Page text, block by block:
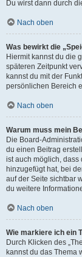
Du wirst dann durch
Nach oben
Was bewirkt die
Hiermit kannst du die
späteren Zeitpunkt
kannst du mit der
persönlichen Bereich
Nach oben
Warum muss mein
Die Board-
du einen Beitrag
ist auch möglich, dass
hinzugefügt hat, bei
auf der Seite sichtbar
du weitere
Nach oben
Wie markiere ich ein
Durch Klicken des
kannst du das Thema